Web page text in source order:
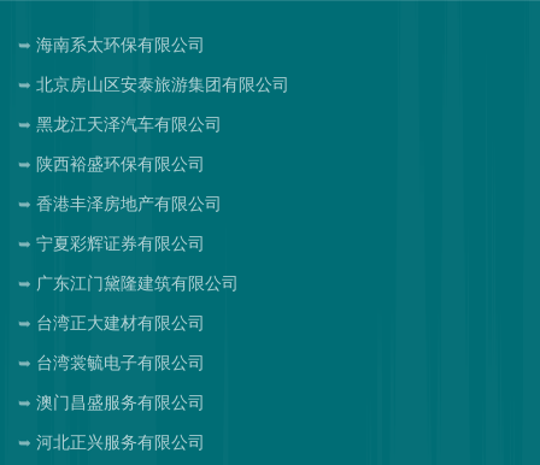
海南系太环保有限公司
北京房山区安泰旅游集团有限公司
黑龙江天泽汽车有限公司
陕西裕盛环保有限公司
香港丰泽房地产有限公司
宁夏彩辉证券有限公司
广东江门黛隆建筑有限公司
台湾正大建材有限公司
台湾裳毓电子有限公司
澳门昌盛服务有限公司
河北正兴服务有限公司